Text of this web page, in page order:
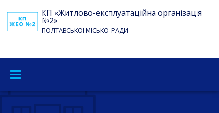
КП «Житлово-експлуатаційна організація
№2»
ПОЛТАВСЬКОЇ МІСЬКОЇ РАДИ